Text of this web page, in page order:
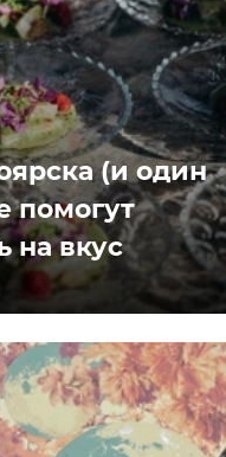
(и один
помогут
на вкус